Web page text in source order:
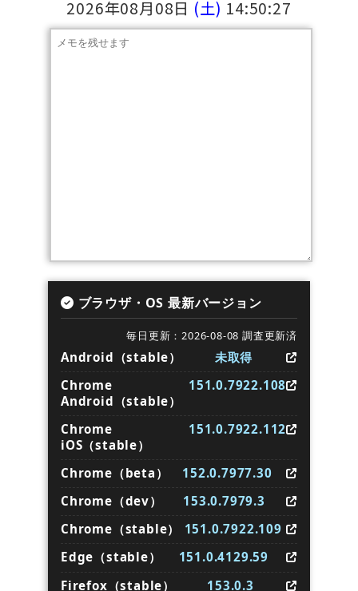
2026年08月08日 (土) 14:50:27
ブラウザ・OS 最新バージョン
毎日更新：2026-08-08 調査更新済
Android（stable）
未取得
Chrome
Android（stable）
151.0.7922.108
Chrome
iOS（stable）
151.0.7922.112
Chrome（beta）
152.0.7977.30
Chrome（dev）
153.0.7979.3
Chrome（stable）
151.0.7922.109
Edge（stable）
151.0.4129.59
Firefox（stable）
153.0.3